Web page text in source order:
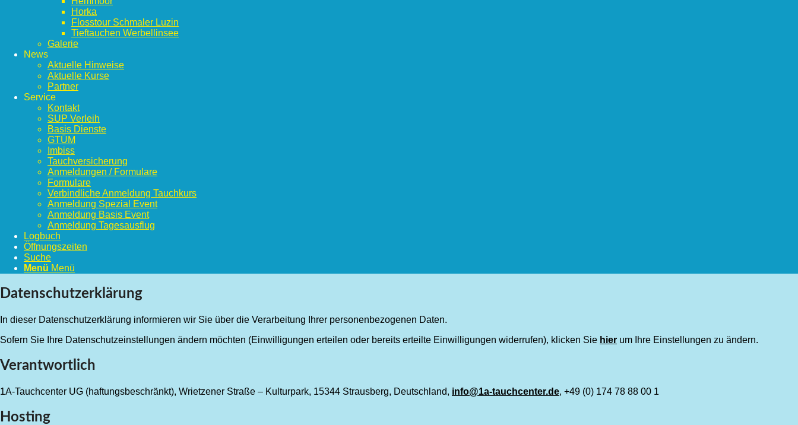
Horka
Flosstour Schmaler Luzin
Tieftauchen Werbellinsee
Galerie
News
Aktuelle Hinweise
Aktuelle Kurse
Partner
Service
Kontakt
SUP Verleih
Basis Dienste
GTÜM
Imbiss
Tauchversicherung
Anmeldungen / Formulare
Formulare
Verbindliche Anmeldung Tauchkurs
Anmeldung Spezial Event
Anmeldung Basis Event
Anmeldung Tagesausflug
Logbuch
Öffnungszeiten
Suche
Menü Menü
Datenschutzerklärung
In dieser Datenschutzerklärung informieren wir Sie über die Verarbeitung Ihrer personenbezogenen Daten.
Sofern Sie Ihre Datenschutzeinstellungen ändern möchten (Einwilligungen erteilen oder bereits erteilte Einwilligungen widerrufen), klicken Sie hier um Ihre Einstellungen zu ändern.
Verantwortlich
1A-Tauchcenter UG (haftungsbeschränkt), Wrietzener Straße – Kulturpark, 15344 Strausberg, Deutschland, info@1a-tauchcenter.de, +49 (0) 174 78 88 00 1
Hosting